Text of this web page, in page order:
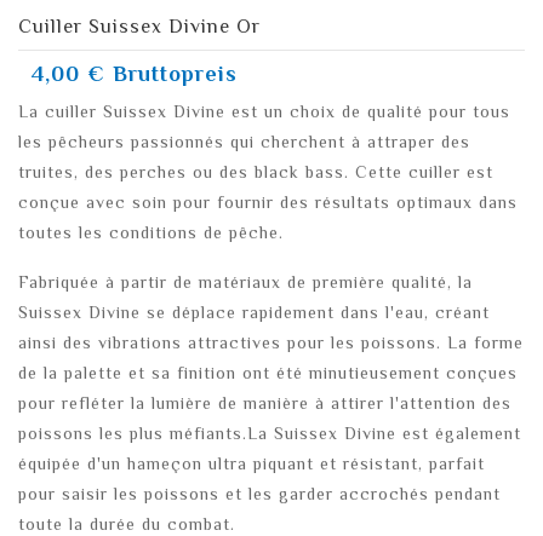
Cuiller Suissex Divine Or
4,00 € Bruttopreis
La cuiller Suissex Divine est un choix de qualité pour tous
les pêcheurs passionnés qui cherchent à attraper des
truites, des perches ou des black bass. Cette cuiller est
conçue avec soin pour fournir des résultats optimaux dans
toutes les conditions de pêche.
Fabriquée à partir de matériaux de première qualité, la
Suissex Divine se déplace rapidement dans l'eau, créant
ainsi des vibrations attractives pour les poissons. La forme
de la palette et sa finition ont été minutieusement conçues
pour refléter la lumière de manière à attirer l'attention des
poissons les plus méfiants.La Suissex Divine est également
équipée d'un hameçon ultra piquant et résistant, parfait
pour saisir les poissons et les garder accrochés pendant
toute la durée du combat.